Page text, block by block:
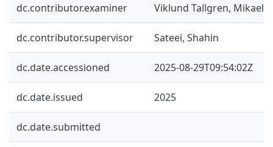
dc.contributor.examiner Viklund Tallgren, Mikael
dc.contributor.supervisor Sateei, Shahin
dc.date.accessioned 2025-08-29T09:54:02Z
dc.date.issued 2025
dc.date.submitted